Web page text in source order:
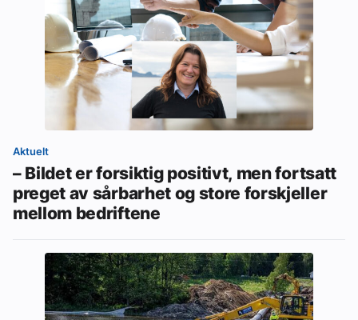
Aktuelt
– Bildet er forsiktig positivt, men fortsatt
preget av sårbarhet og store forskjeller
mellom bedriftene